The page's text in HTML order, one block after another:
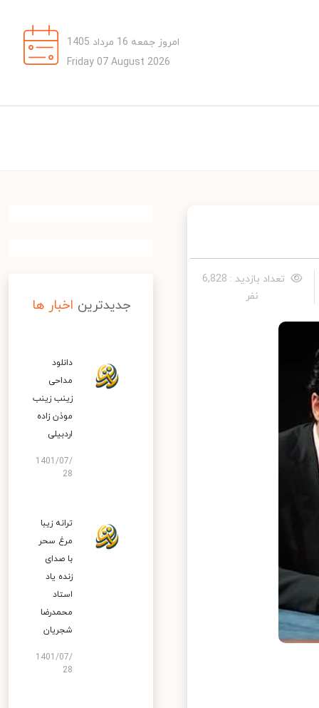
امروز جمعه 16 مرداد 1405
Friday 07 August 2026
تعداد بازدید : 6,828
نفر
جدیدترین اخبار ها
دانلود
مداحی
زینب زینب
موذن زاده
اردبیلی
1401/07/
28
ترانه زیبا
مرغ سحر
با صدای
زنده یاد
استاد
محمدرضا
شجریان
1401/07/
28